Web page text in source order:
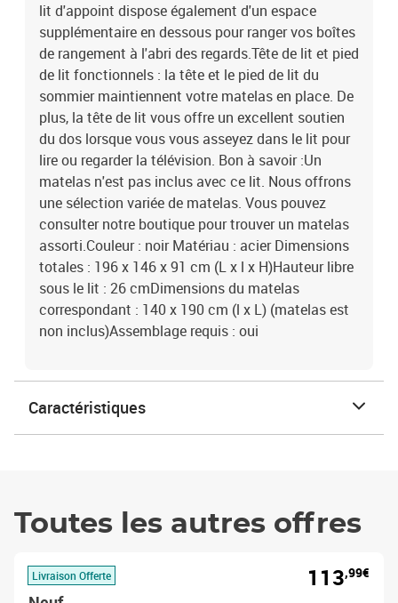
lit d'appoint dispose également d'un espace
supplémentaire en dessous pour ranger vos boîtes
de rangement à l'abri des regards.Tête de lit et pied
de lit fonctionnels : la tête et le pied de lit du
sommier maintiennent votre matelas en place. De
plus, la tête de lit vous offre un excellent soutien
du dos lorsque vous vous asseyez dans le lit pour
lire ou regarder la télévision. Bon à savoir :Un
matelas n'est pas inclus avec ce lit. Nous offrons
une sélection variée de matelas. Vous pouvez
consulter notre boutique pour trouver un matelas
assorti.Couleur : noir Matériau : acier Dimensions
totales : 196 x 146 x 91 cm (L x l x H)Hauteur libre
sous le lit : 26 cmDimensions du matelas
correspondant : 140 x 190 cm (l x L) (matelas est
non inclus)Assemblage requis : oui
Caractéristiques
Toutes les autres offres
Livraison Offerte 113,99€